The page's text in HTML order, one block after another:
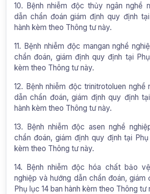
10. Bệnh nhiễm độc thủy ngân nghề
dẫn chẩn đoán giám định quy định
hành kèm theo Thông tư này.
11. Bệnh nhiễm độc mangan nghề
chẩn đoán, giám định quy định tại Phụ
kèm theo Thông tư này.
12. Bệnh nhiễm độc trinitrotoluen nghề
dẫn chẩn đoán, giám định quy định
hành kèm theo Thông tư này.
13. Bệnh nhiễm độc asen nghề
chẩn đoán, giám định quy định tại Phụ
kèm theo Thông tư này.
14. Bệnh nhiễm độc hóa chất bảo
nghiệp và hướng dẫn chẩn đoán, giám
Phụ lục 14 ban hành kèm theo Thông tư